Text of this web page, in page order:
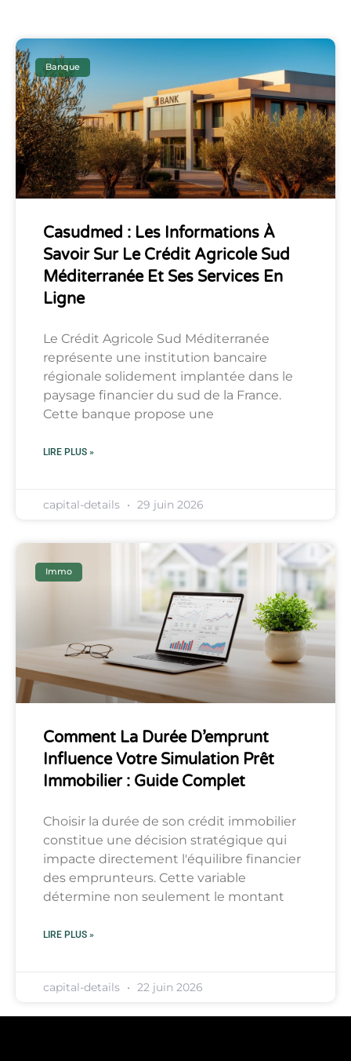
Banque
Casudmed : Les Informations À
Savoir Sur Le Crédit Agricole Sud
Méditerranée Et Ses Services En
Ligne
Le Crédit Agricole Sud Méditerranée
représente une institution bancaire
régionale solidement implantée dans le
paysage financier du sud de la France.
Cette banque propose une
LIRE PLUS »
capital-details 29 juin 2026
Immo
Comment La Durée D’emprunt
Influence Votre Simulation Prêt
Immobilier : Guide Complet
Choisir la durée de son crédit immobilier
constitue une décision stratégique qui
impacte directement l'équilibre financier
des emprunteurs. Cette variable
détermine non seulement le montant
LIRE PLUS »
capital-details 22 juin 2026